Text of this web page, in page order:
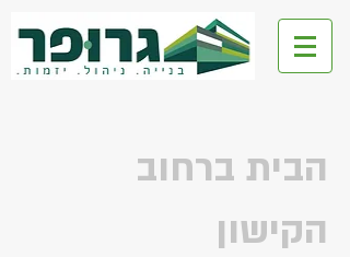
גרופר ליצד
הבית ברחוב
הקישון